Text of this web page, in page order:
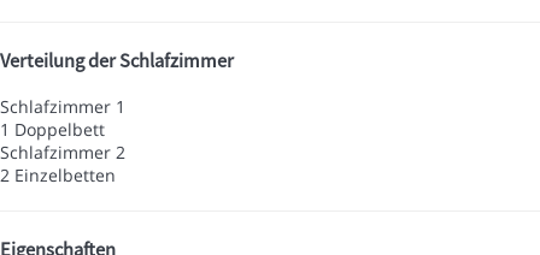
Verteilung der Schlafzimmer
Schlafzimmer 1
1 Doppelbett
Schlafzimmer 2
2 Einzelbetten
Eigenschaften